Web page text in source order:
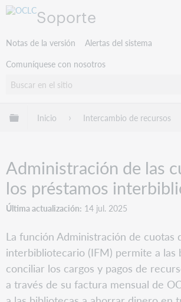
Soporte
Notas de la versión
Alertas del sistema
Comuníquese con nosotros
Expandir/contraer jerarquía global
Inicio Intercambio de recursos
Administración de las
los préstamos
Última actualización 14 jul. 2025
La función Administración de cuotas
interbibliotecario (IFM) permite a las
conciliar los cargos y pagos de
a través de su factura mensual de